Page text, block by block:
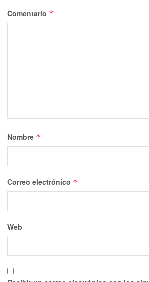
Comentario *
Nombre *
Correo electrónico *
Web